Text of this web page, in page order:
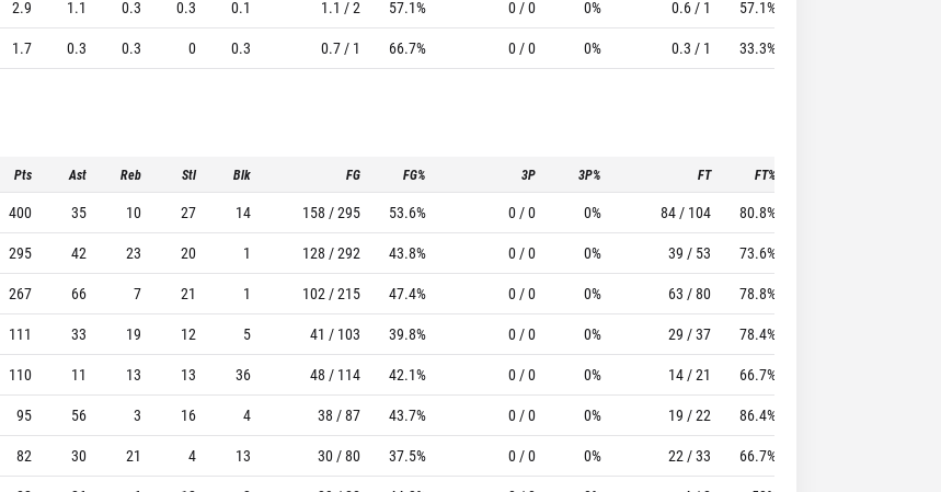
2.9 1.1 0.3 0.3 0.1 1.1 / 2 57.1% 0 / 0 0% 0.6 / 1 57.1%
1.7 0.3 0.3 0 0.3 0.7 / 1 66.7% 0 / 0 0% 0.3 / 1 33.3%
Pts Ast Reb Stl Blk FG FG% 3P 3P% FT FT%
400 35 10 27 14 158 / 295 53.6% 0 / 0 0% 84 / 104 80.8%
295 42 23 20 1 128 / 292 43.8% 0 / 0 0% 39 / 53 73.6%
267 66 7 21 1 102 / 215 47.4% 0 / 0 0% 63 / 80 78.8%
111 33 19 12 5 41 / 103 39.8% 0 / 0 0% 29 / 37 78.4%
110 11 13 13 36 48 / 114 42.1% 0 / 0 0% 14 / 21 66.7%
95 56 3 16 4 38 / 87 43.7% 0 / 0 0% 19 / 22 86.4%
82 30 21 4 13 30 / 80 37.5% 0 / 0 0% 22 / 33 66.7%